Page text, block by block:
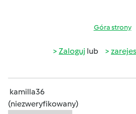
Góra strony
Zaloguj lub
kamilla36
(niezweryfikowany)